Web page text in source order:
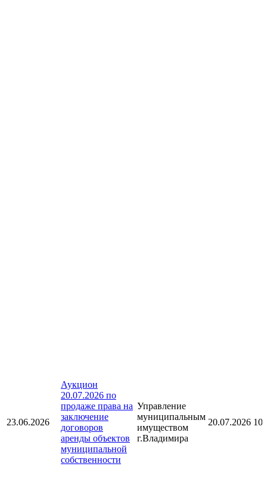
23.06.2026
Аукцион
20.07.2026 по
продаже права на
заключение
договоров
аренды объектов
муниципальной
собственности
Управление
муниципальным
имуществом
г.Владимира
20.07.2026